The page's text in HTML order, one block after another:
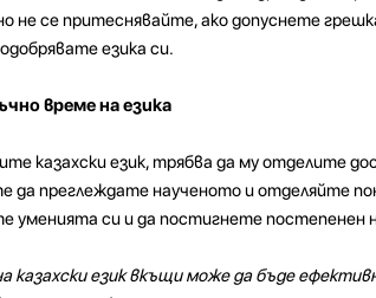
не се притеснявайте, ако допуснете
езика си.
време на езика
казахски език, трябва да му отделите
да преглеждате наученото и отделяйте
уменията си и да постигнете постепенен
казахски език вкъщи може да бъде